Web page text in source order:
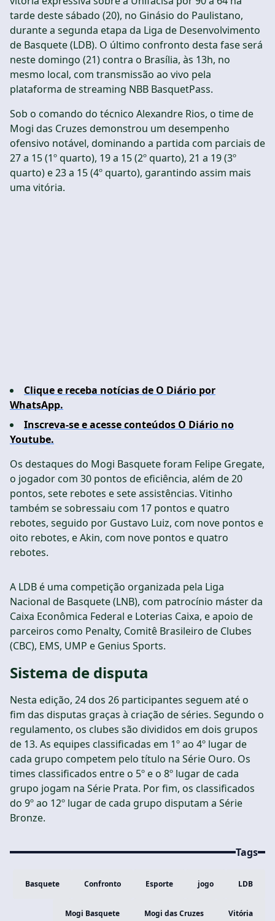
tarde deste sábado (20), no Ginásio do Paulistano,
durante a segunda etapa da Liga de Desenvolvimento
de Basquete (LDB). O último confronto desta fase será
neste domingo (21) contra o Brasília, às 13h, no
mesmo local, com transmissão ao vivo pela
plataforma de streaming NBB BasquetPass.
Sob o comando do técnico Alexandre Rios, o time de
Mogi das Cruzes demonstrou um desempenho
ofensivo notável, dominando a partida com parciais de
27 a 15 (1º quarto), 19 a 15 (2º quarto), 21 a 19 (3º
quarto) e 23 a 15 (4º quarto), garantindo assim mais
uma vitória.
Clique e receba notícias de O Diário por
WhatsApp.
Inscreva-se e acesse conteúdos O Diário no
Youtube.
Os destaques do Mogi Basquete foram Felipe Gregate,
o jogador com 30 pontos de eficiência, além de 20
pontos, sete rebotes e sete assistências. Vitinho
também se sobressaiu com 17 pontos e quatro
rebotes, seguido por Gustavo Luiz, com nove pontos e
oito rebotes, e Akin, com nove pontos e quatro
rebotes.
A LDB é uma competição organizada pela Liga
Nacional de Basquete (LNB), com patrocínio máster da
Caixa Econômica Federal e Loterias Caixa, e apoio de
parceiros como Penalty, Comitê Brasileiro de Clubes
(CBC), EMS, UMP e Genius Sports.
Sistema de disputa
Nesta edição, 24 dos 26 participantes seguem até o
fim das disputas graças à criação de séries. Segundo o
regulamento, os clubes são divididos em dois grupos
de 13. As equipes classificadas em 1º ao 4º lugar de
cada grupo competem pelo título na Série Ouro. Os
times classificados entre o 5º e o 8º lugar de cada
grupo jogam na Série Prata. Por fim, os classificados
do 9º ao 12º lugar de cada grupo disputam a Série
Bronze.
Tags
Basquete Confronto Esporte jogo LDB
Mogi Basquete Mogi das Cruzes Vitória